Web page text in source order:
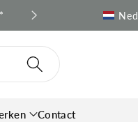
Snelle verzending |
Contact